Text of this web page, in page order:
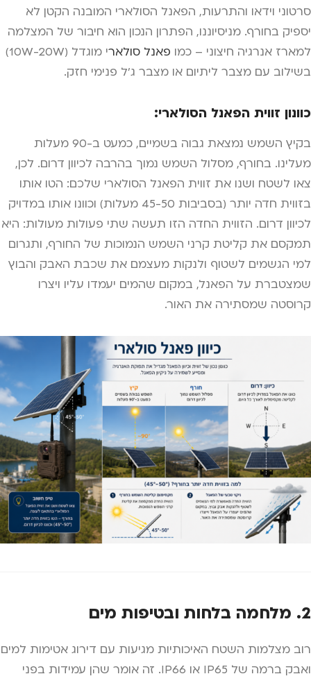
סרטוני וידאו והתרעות, הפאנל הסולארי המובנה הקטן לא
יספיק בחורף. מניסיוננו, הפתרון הנכון הוא חיבור של המצלמה
למארז אנרגיה חיצוני – כמו פאנל סולאר
י מוגדל (10W-20W)
בשילוב עם מצבר ליתיום או מצבר ג'ל פנימי חזק.
כוונון זווית הפאנל הסולארי:
בקיץ השמש נמצאת גבוה בשמיים, כמעט ב-90 מעלות
מעלינו. בחורף, מסלול השמש נמוך בהרבה לכיוון דרום. לכן,
צאו לשטח ושנו את זווית הפאנל הסולארי שלכם: הטו אותו
בזווית חדה יותר (בסביבות 45-50 מעלות) וכוונו אותו במדויק
לכיוון דרום. הזווית החדה הזו תעשה שתי פעולות מעולות: היא
תמקסם את קליטת קרני השמש הנמוכות של החורף, ותגרום
למי הגשמים לשטוף ולנקות מעצמם את שכבת האבק והבוץ
שמצטברת על הפאנל, במקום שהמים יעמדו עליו ויצרו
קרוסטה שמסתירה את האור.
2. מלחמה בלחות ובטיפות מים
רוב מצלמות השטח האיכותיות מגיעות עם דירוג אטימות למים
ואבק ברמה של IP65 או IP66. זה אומר שהן עמידות בפני